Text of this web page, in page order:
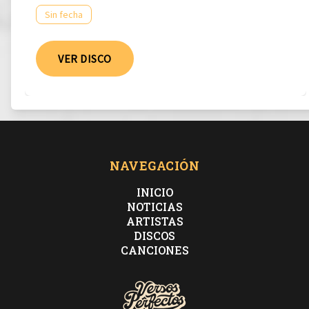
Sin fecha
VER DISCO
NAVEGACIÓN
INICIO
NOTICIAS
ARTISTAS
DISCOS
CANCIONES